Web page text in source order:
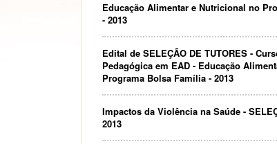
Educação Alimentar e Nutricional no
- 2013
Edital de SELEÇÃO DE TUTORES -
Pedagógica em EAD - Educação
Programa Bolsa Família - 2013
Impactos da Violência na Saúde -
2013